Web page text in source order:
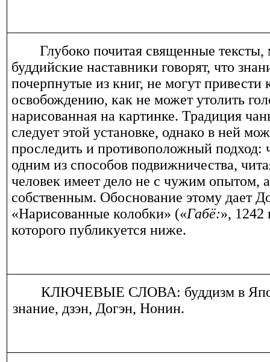
Глубоко почитая священные тексты,
буддийские наставники говорят, что
почерпнутые из книг, не могут привести
освобождению, как не может утолить
нарисованная на картинке. Традиция
следует этой установке, однако в ней
проследить и противоположный подход:
одним из способов подвижничества,
человек имеет дело не с чужим опытом,
собственным. Обоснование этому дает
«Нарисованные колобки» («Габё:», 1242
которого публикуется ниже.
КЛЮЧЕВЫЕ СЛОВА: буддизм в
знание, дзэн, Догэн, Нонин.